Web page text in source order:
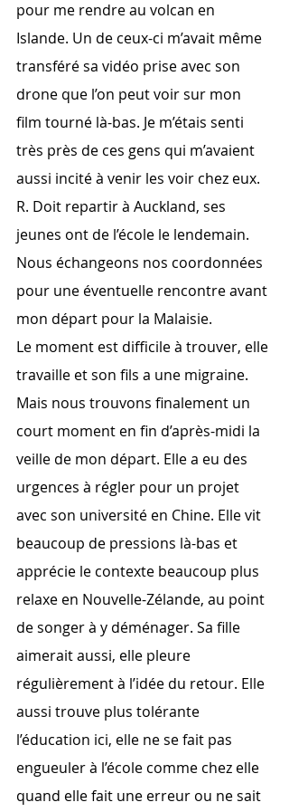
pour me rendre au volcan en
Islande. Un de ceux-ci m’avait même
transféré sa vidéo prise avec son
drone que l’on peut voir sur mon
film tourné là-bas. Je m’étais senti
très près de ces gens qui m’avaient
aussi incité à venir les voir chez eux.
R. Doit repartir à Auckland, ses
jeunes ont de l’école le lendemain.
Nous échangeons nos coordonnées
pour une éventuelle rencontre avant
mon départ pour la Malaisie.
Le moment est difficile à trouver, elle
travaille et son fils a une migraine.
Mais nous trouvons finalement un
court moment en fin d’après-midi la
veille de mon départ. Elle a eu des
urgences à régler pour un projet
avec son université en Chine. Elle vit
beaucoup de pressions là-bas et
apprécie le contexte beaucoup plus
relaxe en Nouvelle-Zélande, au point
de songer à y déménager. Sa fille
aimerait aussi, elle pleure
régulièrement à l’idée du retour. Elle
aussi trouve plus tolérante
l’éducation ici, elle ne se fait pas
engueuler à l’école comme chez elle
quand elle fait une erreur ou ne sait